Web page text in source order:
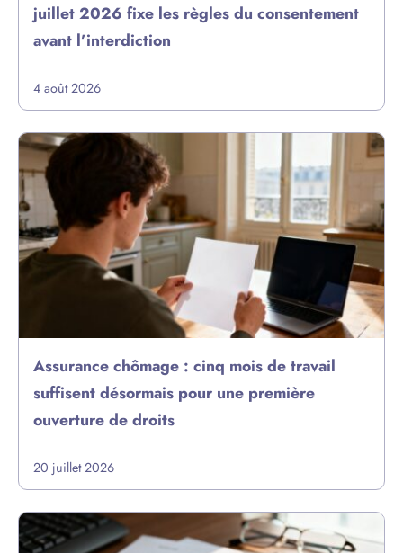
juillet 2026 fixe les règles du consentement
avant l’interdiction
4 août 2026
Assurance chômage : cinq mois de travail
suffisent désormais pour une première
ouverture de droits
20 juillet 2026